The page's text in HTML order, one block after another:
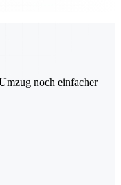
noch einfacher